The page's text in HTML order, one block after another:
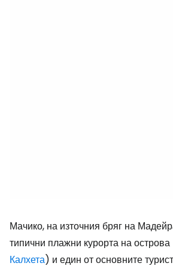
Мачико, на източния бряг на
типични плажни курорта на острова
Калхета) и един от основните